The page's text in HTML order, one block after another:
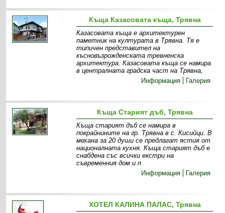
Къща Казасовата къща, Трявна
Казасовата къща е архитектурен
паметник на културата в Трявна. Тя е
типичен представител на
късновъзрожденската тревненска
архитектура. Казасовата къща се намира
в централната градска част на Трявна,
Информация
Галерия
Къща Старият дъб, Трявна
Къща старият дъб се намира в
покрайнините на гр. Трявна в с. Кисийци. В
механа за 20 души се предлагат ястия от
националната кухня. Къща старият дъб е
снабдена със всички екстри на
съвременния дом и п
Информация
Галерия
ХОТЕЛ КАЛИНА ПАЛАС, Трявна